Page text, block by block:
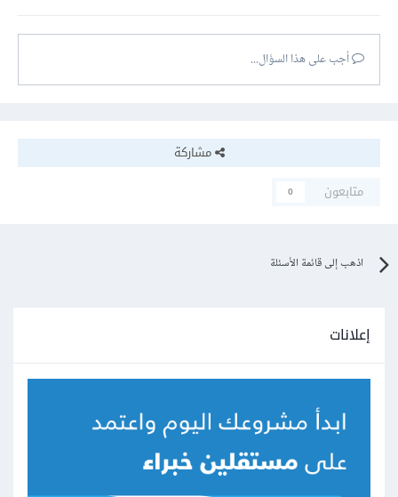
أجب على هذا السؤال...
مشاركة
متابعون
0
اذهب إلى قائمة الأسئلة
إعلانات